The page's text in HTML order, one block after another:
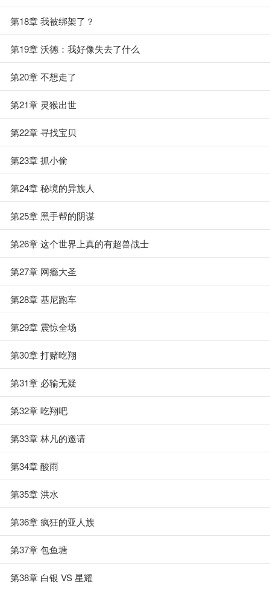
第18章 我被绑架了？
第19章 沃德：我好像失去了什么
第20章 不想走了
第21章 灵猴出世
第22章 寻找宝贝
第23章 抓小偷
第24章 秘境的异族人
第25章 黑手帮的阴谋
第26章 这个世界上真的有超兽战士
第27章 网瘾大圣
第28章 基尼跑车
第29章 震惊全场
第30章 打赌吃翔
第31章 必输无疑
第32章 吃翔吧
第33章 林凡的邀请
第34章 酸雨
第35章 洪水
第36章 疯狂的亚人族
第37章 包鱼塘
第38章 白银 VS 星耀